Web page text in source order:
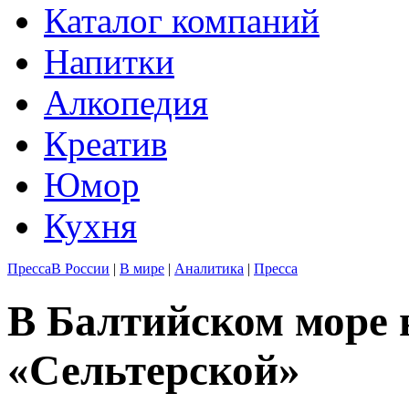
Каталог компаний
Напитки
Алкопедия
Креатив
Юмор
Кухня
ПрессаВ России | В мире | Аналитика | Пресса
В Балтийском море
«Сельтерской»